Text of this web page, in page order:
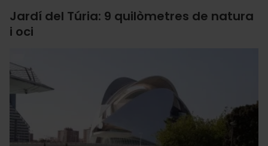
Jardí del Túria: 9 quilòmetres de natura
i oci